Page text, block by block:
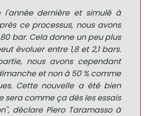
l'année dernière et simulé à
ce processus, nous avons
bar. Cela donne un peu plus
évoluer entre 1,8 et 2,1 bars.
nous avons cependant
et non à 50 % comme
Cette nouvelle a été bien
sera comme ça dès les essais
déclare Piero Taramasso à